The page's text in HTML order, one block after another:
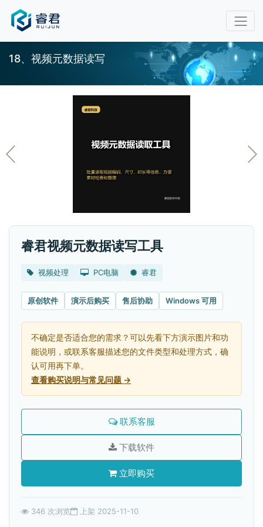
18、视频元数据读写
睿君视频元数据读写工具
视频处理 PC电脑 睿君
原创软件 演示后购买 售后协助 Windows 可用
不确定是否适合您的需求？可以先看下方演示图片和功
能说明，或联系客服描述您的文件类型和处理方式，确
认可用再下单。
查看购买说明与常见问题 →
联系客服
下载软件
立即购买
346 次浏览 上架 2025-11-10